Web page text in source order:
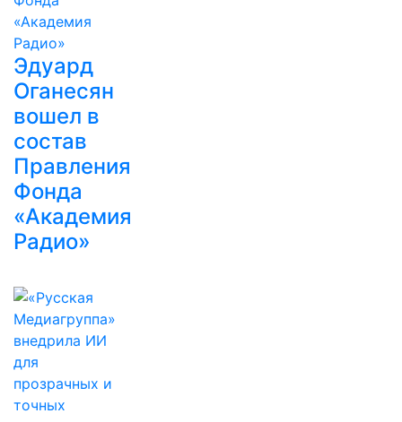
Эдуард
Оганесян
вошел в
состав
Правления
Фонда
«Академия
Радио»